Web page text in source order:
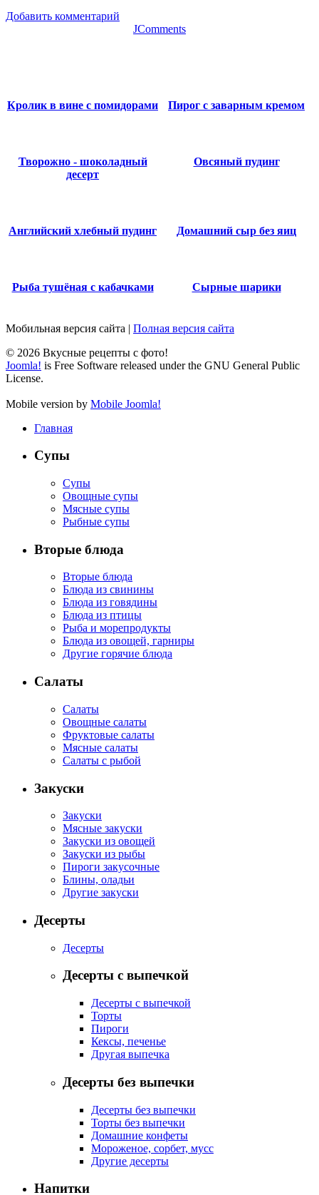
Добавить комментарий
JComments
Кролик в вине с помидорами Пирог с заварным кремом
Творожно - шоколадный
десерт
Овсяный пудинг
Английский хлебный пудинг Домашний сыр без яиц
Рыба тушёная с кабачками Сырные шарики
Мобильная версия сайта | Полная версия сайта
© 2026 Вкусные рецепты с фото!
Joomla! is Free Software released under the GNU General Public
License.
Mobile version by Mobile Joomla!
Главная
Супы
Супы
Овощные супы
Мясные супы
Рыбные супы
Вторые блюда
Вторые блюда
Блюда из свинины
Блюда из говядины
Блюда из птицы
Рыба и морепродукты
Блюда из овощей, гарниры
Другие горячие блюда
Салаты
Салаты
Овощные салаты
Фруктовые салаты
Мясные салаты
Салаты с рыбой
Закуски
Закуски
Мясные закуски
Закуски из овощей
Закуски из рыбы
Пироги закусочные
Блины, оладьи
Другие закуски
Десерты
Десерты
Десерты с выпечкой
Десерты с выпечкой
Торты
Пироги
Кексы, печенье
Другая выпечка
Десерты без выпечки
Десерты без выпечки
Торты без выпечки
Домашние конфеты
Мороженое, сорбет, мусс
Другие десерты
Напитки